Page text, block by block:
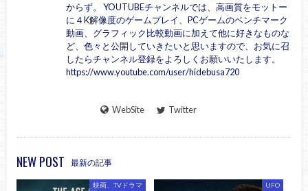
からず。 YOUTUBEチャンネルでは、高画質をモットー
に４K解像度のゲームプレイ、PCゲームのベンチマーク
動画、グラフィック比較動画に加えて他に好きなものな
ど、色々と公開していきたいと思いますので、お気に召
したらチャンネル登録をよろしくお願いいたします。
https://www.youtube.com/user/hidebusa720
WebSite Twitter
NEW POST 最新の記事
映画、TVドラマ UFO